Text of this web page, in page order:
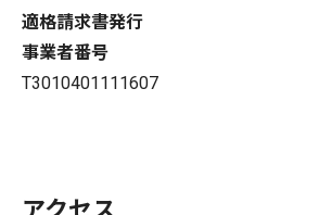
適格請求書発行
事業者番号
T3010401111607